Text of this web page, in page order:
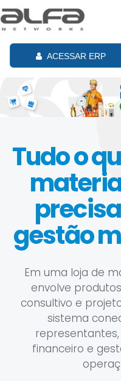
ACESSAR ERP
Tudo o
gestão
Em uma loja de
envolve
consultivo e
sistema
representantes,
financeiro e